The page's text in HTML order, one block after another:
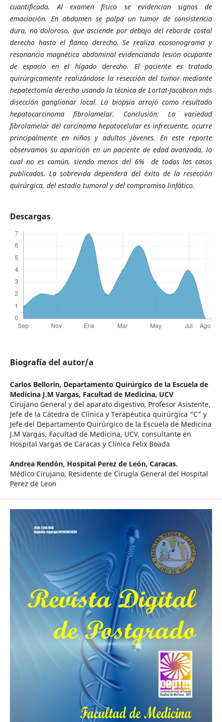
cuantificada. Al examen físico se evidencian signos de
emaciación. En abdomen se palpa un tumor de consistencia
dura, no doloroso, que asciende por debajo del reborde costal
derecho hasta el flanco derecho. Se realiza ecosonograma y
resonancia magnética abdominal evidenciando lesión ocupante
de espacio en el hígado derecho. El paciente es tratado
quirúrgicamente realizándose la resección del tumor mediante
hepatectomía derecha usando la técnica de Lortat-Jacobcon más
disección ganglionar local. La biopsia arrojó como resultado
hepatocarcinoma fibrolamelar. Conclusión: La variedad
fibrolamelar del carcinoma hepatocelular es infrecuente, ocurre
principalmente en niños y adultos jóvenes. En este reporte
observamos su aparición en un paciente de edad avanzada, lo
cual no es común, siendo menos del 6% de todos los casos
publicados. La sobrevida dependerá del éxito de la resección
quirúrgica, del estadío tumoral y del compromiso linfático.
Descargas
Biografía del autor/a
Carlos Bellorin, Departamento Quirúrgico de la Escuela de
Medicina J.M Vargas, Facultad de Medicina, UCV
Cirujano General y del aparato digestivo, Profesor Asistente,
Jefe de la Cátedra de Clínica y Terapéutica quirúrgica “C” y
Jefe del Departamento Quirúrgico de la Escuela de Medicina
J.M Vargas, Facultad de Medicina, UCV, consultante en
Hospital Vargas de Caracas y Clínica Felix Boada
Andrea Rendón, Hospital Perez de León, Caracas.
Médico Cirujano, Residente de Cirugía General del Hospital
Perez de Leon